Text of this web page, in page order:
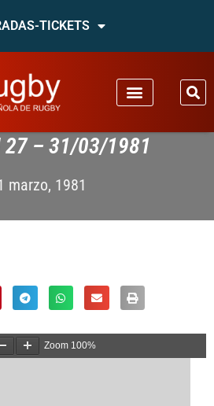
TICKETS
27 – 31/03/1981
marzo, 1981
Zoom 100%